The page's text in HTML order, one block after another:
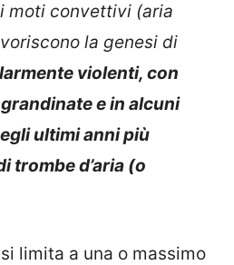
moti convettivi (aria
la genesi di
violenti, con
e in alcuni
ultimi anni più
trombe d’aria (o
limita a una o massimo